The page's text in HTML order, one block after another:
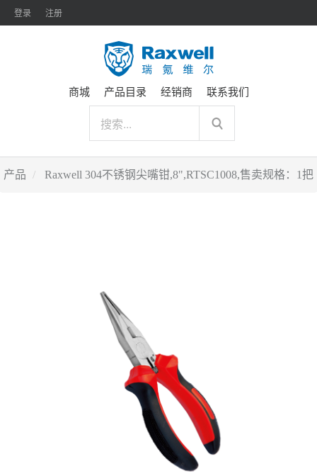
登录 注册
商城 产品目录 经销商 联系我们
产品 Raxwell 304不锈钢尖嘴钳,8",RTSC1008,售卖规格：1把